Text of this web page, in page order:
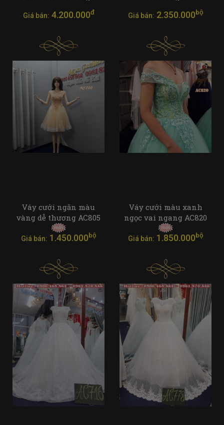
Giá bán: 4.200.000đ Giá bán: 2.350.000bộ
Váy cưới ngăn màu
vàng dễ thương AC805
Giá bán: 1.450.000bộ
Váy cưới màu xanh
ngọc vai ngang AC820
Giá bán: 1.850.000bộ